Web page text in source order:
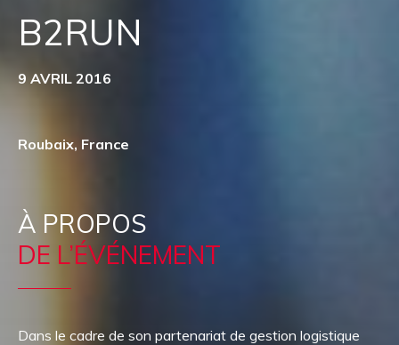
B2RUN
9 AVRIL 2016
Roubaix, France
À PROPOS
DE L’ÉVÉNEMENT
Dans le cadre de son partenariat de gestion logistique